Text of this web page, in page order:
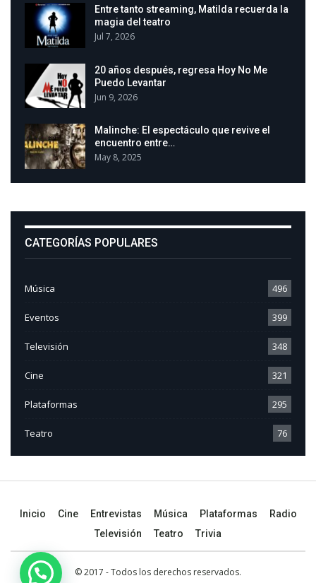
Entre tanto streaming, Matilda recuerda la
magia del teatro
Jul 7, 2026
20 años después, regresa Hoy No Me
Puedo Levantar
Jun 9, 2026
Malinche: El espectáculo que revive el
encuentro entre…
May 8, 2025
CATEGORÍAS POPULARES
Música 496
Eventos 399
Televisión 348
Cine 321
Plataformas 295
Teatro 76
Inicio Cine Entrevistas Música Plataformas
Radio
Televisión
Teatro Trivia
© 2017 - Todos los derechos reservados.